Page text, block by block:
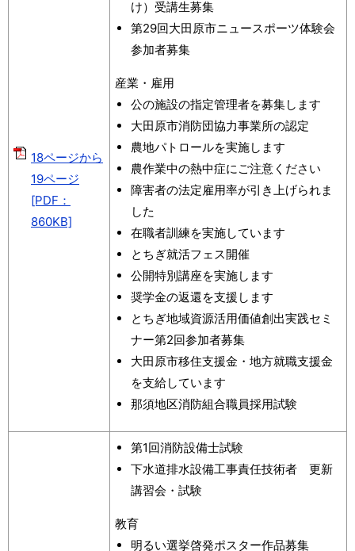
18ページから
19ページ
[PDF：
860KB]
け）受講生募集
第29回大田原市ニュースポーツ体験会
参加者募集
産業・雇用
公の施設の指定管理者を募集します
大田原市消防団協力事業所の認定
農地パトロールを実施します
農作業中の熱中症にご注意ください
障害者の法定雇用率が引き上げられま
した
在職者訓練を実施しています
とちぎ就活フェス開催
公開特別講座を実施します
奨学金の返還を支援します
とちぎ地域資源活用価値創出実践セミ
ナー第2回参加者募集
大田原市移住支援金・地方就職支援金
を支給しています
那須地区消防組合職員採用試験
第1回消防設備士試験
下水道排水設備工事責任技術者 更新
講習会・試験
教育
明るい選挙啓発ポスター作品募集